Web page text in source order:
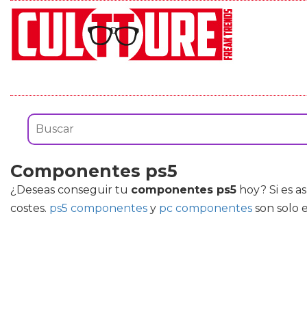
Componentes ps5
¿Deseas conseguir tu componentes ps5 hoy? Si es
costes. ps5 componentes y pc componentes son solo